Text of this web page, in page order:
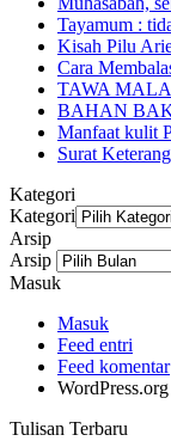
Tayamum :
Kisah Pilu
Cara
TAWA
BAHAN
Manfaat kulit
Surat
Kategori
Kategori
Arsip
Arsip
Masuk
Masuk
Feed entri
Feed komentar
WordPress.org
Tulisan Terbaru